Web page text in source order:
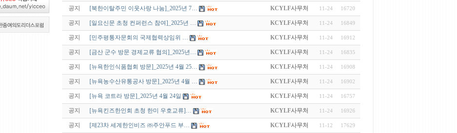
공지 [북한이탈주민 이웃사랑 나눔]_2025년 7… KCYLF사무처 11-24 16720
공지 [일요신문 초청 컨퍼런스 참여]_2025년 … KCYLF사무처 11-24 16849
공지 [민주평통자문회의 국제협력상임위 … KCYLF사무처 11-24 16912
공지 [금산 군수 방문 경제교류 협의]_2025년… KCYLF사무처 11-24 16835
공지 [뉴욕한인식품협회 방문]_2025년 4월 25… KCYLF사무처 11-24 16908
공지 [뉴욕농수산유통공사 방문]_2025년 4월 … KCYLF사무처 11-24 16902
공지 [뉴욕 코트라 방문]_2025년 4월 24일 KCYLF사무처 11-24 16757
공지 [뉴욕킨즈한인회 초청 한미 우호교류]… KCYLF사무처 11-24 16926
공지 [제23차 세계한인비즈 ㈜주안푸드 부… KCYLF사무처 11-12 17629